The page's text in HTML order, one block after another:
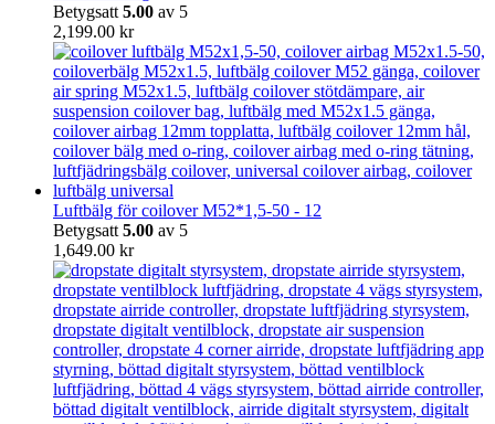
Betygsatt 5.00 av 5
2,199.00 kr
Luftbälg för coilover M52*1,5-50 - 12
Betygsatt 5.00 av 5
1,649.00 kr